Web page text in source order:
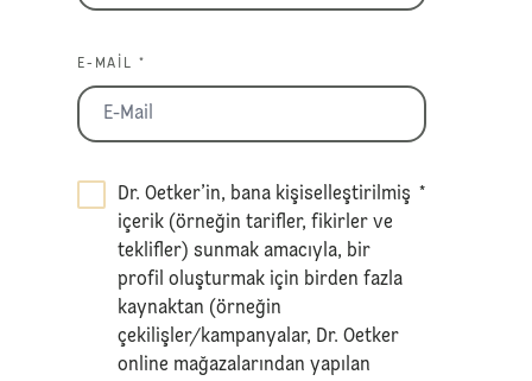
E-MAIL *
Dr. Oetker’in, bana kişiselleştirilmiş
içerik (örneğin tarifler, fikirler ve
teklifler) sunmak amacıyla, bir
profil oluşturmak için birden fazla
kaynaktan (örneğin
çekilişler/kampanyalar, Dr. Oetker
online mağazalarından yapılan
*